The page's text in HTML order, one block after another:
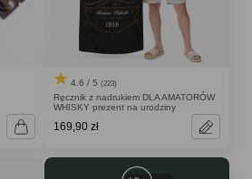
4.6 / 5 (223)
Ręcznik z nadrukiem DLA AMATORÓW
WHISKY prezent na urodziny
169,90 zł